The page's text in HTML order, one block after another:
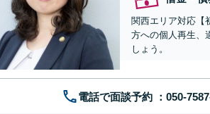
関西エリア対応【
方への個人再生、
しょう。
電話で面談予約